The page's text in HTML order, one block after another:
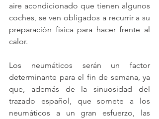
aire acondicionado que tienen algunos
coches, se ven obligados a recurrir a su
preparación física para hacer frente al
calor.
Los neumáticos serán un factor
determinante para el fin de semana, ya
que, además de la sinuosidad del
trazado español, que somete a los
neumáticos a un gran esfuerzo, las